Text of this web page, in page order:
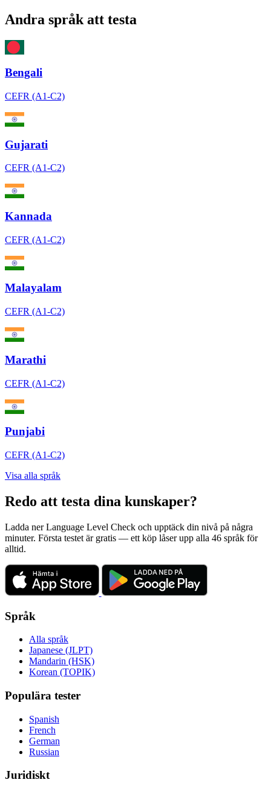
Andra språk att testa
Bengali
CEFR (A1-C2)
Gujarati
CEFR (A1-C2)
Kannada
CEFR (A1-C2)
Malayalam
CEFR (A1-C2)
Marathi
CEFR (A1-C2)
Punjabi
CEFR (A1-C2)
Visa alla språk
Redo att testa dina kunskaper?
Ladda ner Language Level Check och upptäck din nivå på några
minuter. Första testet är gratis — ett köp låser upp alla 46 språk för
alltid.
Språk
Alla språk
Japanese (JLPT)
Mandarin (HSK)
Korean (TOPIK)
Populära tester
Spanish
French
German
Russian
Juridiskt